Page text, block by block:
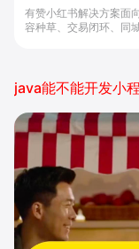
化工具 - 做生
有赞小红书解决方案面
容种草、交易闭环、同
java能不能开发小